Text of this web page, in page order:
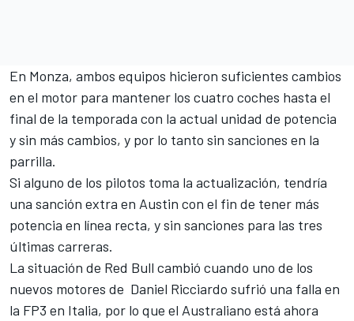
En Monza, ambos equipos hicieron suficientes cambios
en el motor para mantener los cuatro coches hasta el
final de la temporada con la actual unidad de potencia
y sin más cambios, y por lo tanto sin sanciones en la
parrilla.
Si alguno de los pilotos toma la actualización, tendría
una sanción extra en Austin con el fin de tener más
potencia en línea recta, y sin sanciones para las tres
últimas carreras.
La situación de Red Bull cambió cuando uno de los
nuevos motores de Daniel Ricciardo sufrió una falla en
la FP3 en Italia, por lo que el Australiano está ahora